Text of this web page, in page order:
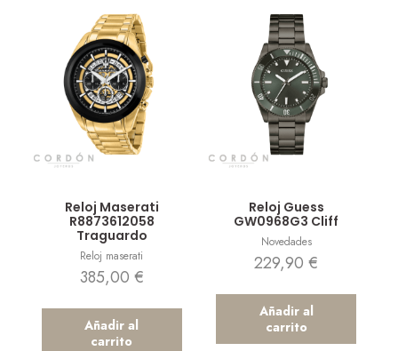
Reloj Maserati
R8873612058
Traguardo
Reloj maserati
385,00 €
Añadir al
carrito
Reloj Guess
GW0968G3 Cliff
Novedades
229,90€
Añadir al
carrito